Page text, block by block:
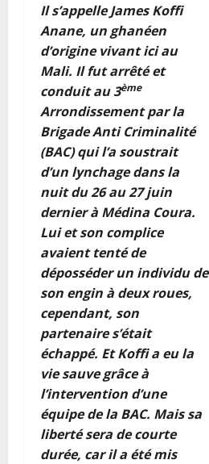
Il s’appelle James Koffi
Anane, un ghanéen
d’origine vivant ici au
Mali. Il fut arrêté et
conduit au 3ème
Arrondissement par la
Brigade Anti Criminalité
(BAC) qui l’a soustrait
d’un lynchage dans la
nuit du 26 au 27 juin
dernier à Médina Coura.
Lui et son complice
avaient tenté de
déposséder un individu de
son engin à deux roues,
cependant, son
partenaire s’était
échappé. Et Koffi a eu la
vie sauve grâce à
l’intervention d’une
équipe de la BAC. Mais sa
liberté sera de courte
durée, car il a été mis